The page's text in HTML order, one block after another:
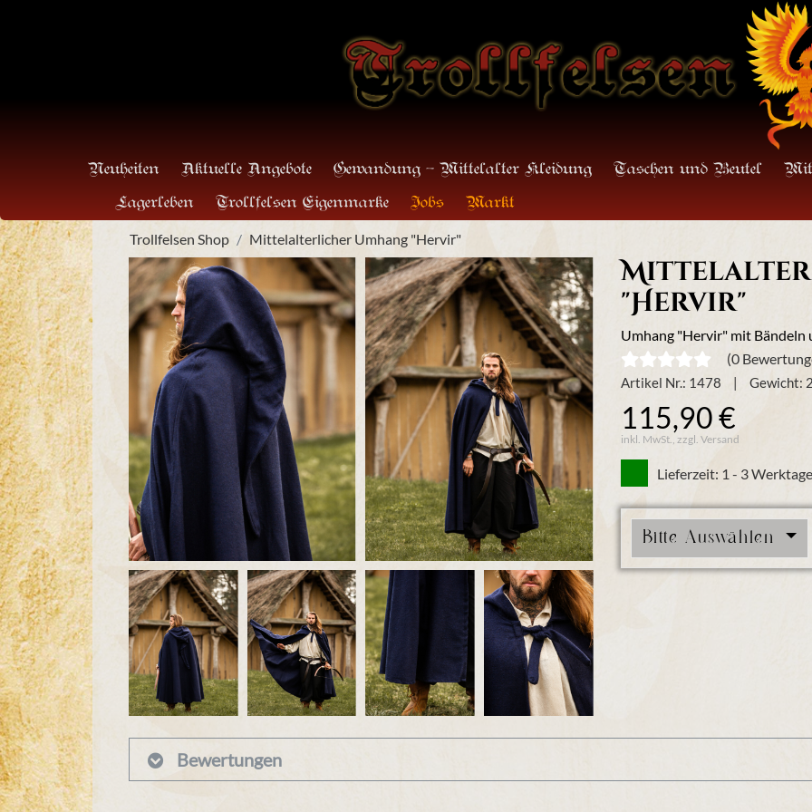
Neuheiten Aktuelle Angebote Gewandung - Mittelalter Kleidung Taschen und Beutel
Lagerleben
Trollfelsen Eigenmarke Jobs Markt
Trollfelsen Shop Mittelalterlicher Umhang "Hervir"
"Hervir"
Umhang "Hervir" mit Bändeln
(0
Artikel Nr.: 1478 Gewicht:
115,90 €
inkl. MwSt., zzgl. Versand
Lieferzeit: 1 - 3 Werktage
Bitte Auswählen
Bewertungen